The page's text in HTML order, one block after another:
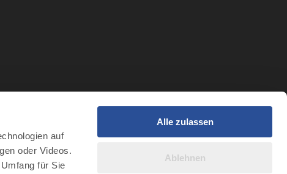
auf
oder Videos.
für Sie
Alle zulassen
Ablehnen
Intelligenz